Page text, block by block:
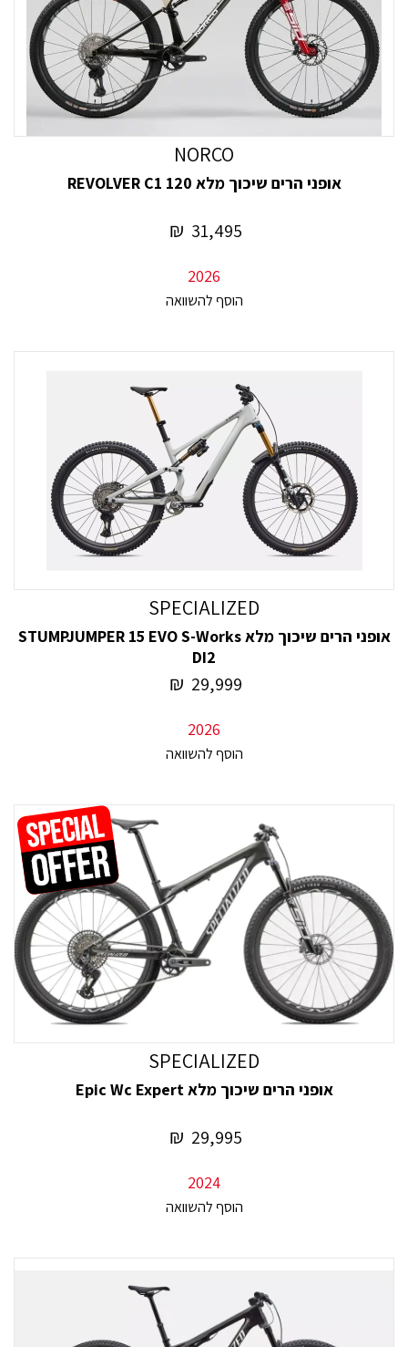
NORCO
אופני הרים שיכוך מלא REVOLVER C1 120
31,495
₪
2026
SPECIALIZED
אופני הרים שיכוך מלא STUMPJUMPER 15 EVO S-Works
DI2
29,999
₪
2026
SPECIALIZED
אופני הרים שיכוך מלא Epic Wc Expert
29,995
₪
2024